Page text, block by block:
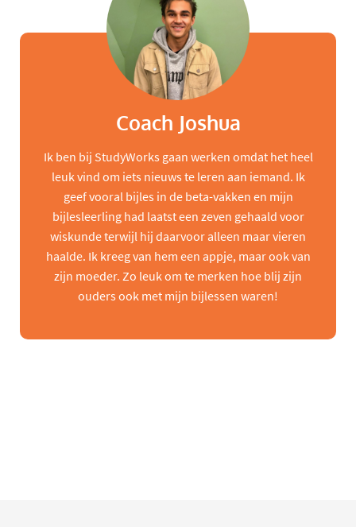
Coach Joshua
Ik ben bij StudyWorks gaan werken omdat het heel
leuk vind om iets nieuws te leren aan iemand. Ik
geef vooral bijles in de beta-vakken en mijn
bijlesleerling had laatst een zeven gehaald voor
wiskunde terwijl hij daarvoor alleen maar vieren
haalde. Ik kreeg van hem een appje, maar ook van
zijn moeder. Zo leuk om te merken hoe blij zijn
ouders ook met mijn bijlessen waren!